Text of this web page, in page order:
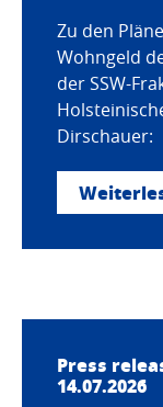
Zu den
Wohngeld
der SSW-
Dirschauer:
Press
14.07.2026